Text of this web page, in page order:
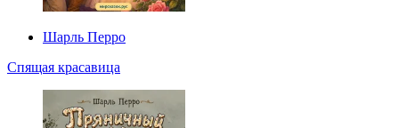
Шарль Перро
Спящая красавица